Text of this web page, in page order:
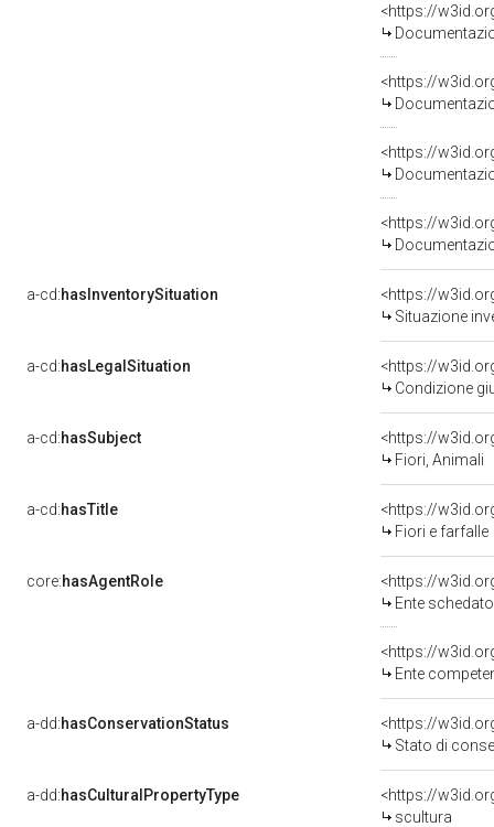
a-cd:hasInventorySituation
<https://
Situazione
a-cd:hasLegalSituation
<https://
Condizione
a-cd:hasSubject
<https://
Fiori, Animali
a-cd:hasTitle
<https://
Fiori e farfalle
core:hasAgentRole
<https://
Ente
<https://
Ente competente
a-dd:hasConservationStatus
<https://
Stato di
a-dd:hasCulturalPropertyType
<https://
scultura